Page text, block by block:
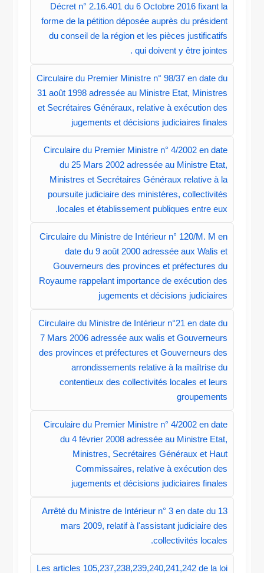
Décret n° 2.16.401 du 6 Octobre 2016 fixant la
forme de la pétition déposée auprès du président
du conseil de la région et les pièces justificatifs
qui doivent y être jointes ​.​​
Circulaire du Premier Ministre n° 98/37 en date du
31 août 1998 adressée au Ministre Etat, Ministres
et Secrétaires Généraux, relative à exécution des
jugements et décisions judiciaires finales
Circulaire du Premier Ministre n° 4/2002 en date
du 25 Mars 2002 adressée au Ministre Etat,
Ministres et Secrétaires Généraux relative à la
poursuite judiciaire des ministères, collectivités
locales et établissement publiques entre eux.
Circulaire du Ministre de Intérieur n° 120/M. M en
date du 9 août 2000 adressée aux Walis et
Gouverneurs des provinces et préfectures du
Royaume rappelant importance de exécution des
jugements et décisions judiciaires
Circulaire du Ministre de Intérieur n°21 en date du
7 Mars 2006 adressée aux walis et Gouverneurs
des provinces et préfectures et Gouverneurs des
arrondissements relative à la maîtrise du
contentieux des collectivités locales et leurs
groupements
Circulaire du Premier Ministre n° 4/2002 en date
du 4 février 2008 adressée au Ministre Etat,
Ministres, Secrétaires Généraux et Haut
Commissaires, relative à exécution des
jugements et décisions judiciaires finales
Arrêté du Ministre de Intérieur n° 3 en date du 13
mars 2009, relatif à l'assistant judiciaire des
collectivités locales.
Les articles 105,237,238,239,240,241,242 de la loi